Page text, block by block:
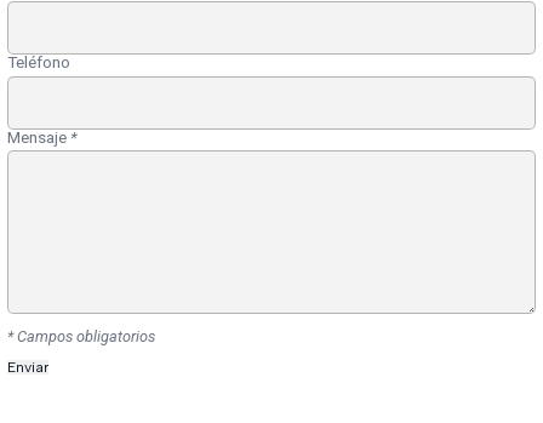
Teléfono
Mensaje *
* Campos obligatorios